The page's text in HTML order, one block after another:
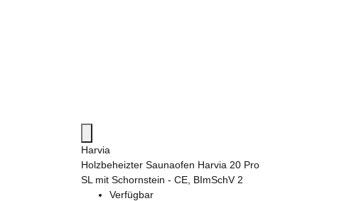
Harvia
Holzbeheizter Saunaofen Harvia 20 Pro
SL mit Schornstein - CE, BImSchV 2
Verfügbar